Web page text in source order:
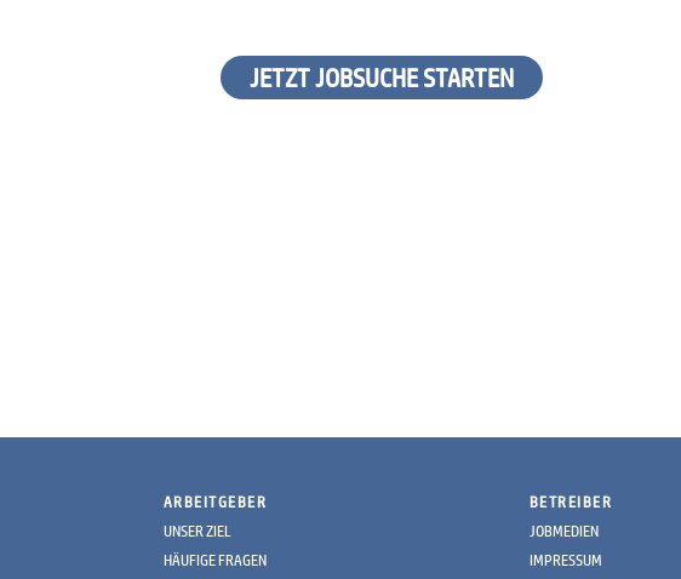
JETZT JOBSUCHE STARTEN
ARBEITGEBER
UNSER ZIEL
HÄUFIGE FRAGEN
BETREIBER
JOBMEDIEN
IMPRESSUM